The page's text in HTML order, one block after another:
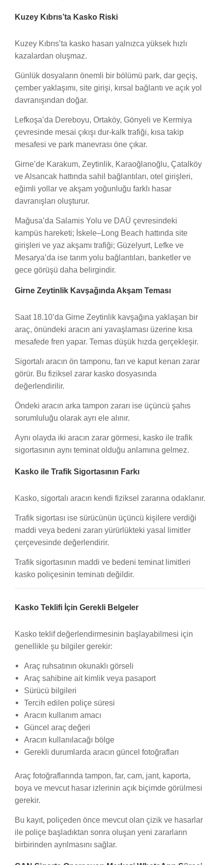
Kuzey Kıbrıs’ta Kasko Riski
Kuzey Kıbrıs’ta kasko hasarı yalnızca yüksek hızlı
kazalardan oluşmaz.
Günlük dosyaların önemli bir bölümü park, dar geçiş,
çember yaklaşımı, site girişi, kırsal bağlantı ve açık yol
davranışından doğar.
Lefkoşa’da Dereboyu, Ortaköy, Gönyeli ve Kermiya
çevresinde mesai çıkışı dur-kalk trafiği, kısa takip
mesafesi ve park manevrası öne çıkar.
Girne’de Karakum, Zeytinlik, Karaoğlanoğlu, Çatalköy
ve Alsancak hattında sahil bağlantıları, otel girişleri,
eğimli yollar ve akşam yoğunluğu farklı hasar
davranışları oluşturur.
Mağusa’da Salamis Yolu ve DAÜ çevresindeki
kampüs hareketi; İskele–Long Beach hattında site
girişleri ve yaz akşamı trafiği; Güzelyurt, Lefke ve
Mesarya’da ise tarım yolu bağlantıları, banketler ve
gece görüşü daha belirgindir.
Girne Zeytinlik Kavşağında Akşam Teması
Saat 18.10’da Girne Zeytinlik kavşağına yaklaşan bir
araç, önündeki aracın ani yavaşlaması üzerine kısa
mesafede fren yapar. Temas düşük hızda gerçekleşir.
Sigortalı aracın ön tamponu, farı ve kaput kenarı zarar
görür. Bu fiziksel zarar kasko dosyasında
değerlendirilir.
Öndeki aracın arka tampon zararı ise üçüncü şahıs
sorumluluğu olarak ayrı ele alınır.
Aynı olayda iki aracın zarar görmesi, kasko ile trafik
sigortasının aynı teminat olduğu anlamına gelmez.
Kasko ile Trafik Sigortasının Farkı
Kasko, sigortalı aracın kendi fiziksel zararına odaklanır.
Trafik sigortası ise sürücünün üçüncü kişilere verdiği
maddi veya bedeni zararı yürürlükteki yasal limitler
çerçevesinde değerlendirir.
Trafik sigortasının maddi ve bedeni teminat limitleri
kasko poliçesinin teminatı değildir.
Kasko Teklifi İçin Gerekli Belgeler
Kasko teklif değerlendirmesinin başlayabilmesi için
genellikle şu bilgiler gerekir:
Araç ruhsatının okunaklı görseli
Araç sahibine ait kimlik veya pasaport
Sürücü bilgileri
Tercih edilen poliçe süresi
Aracın kullanım amacı
Güncel araç değeri
Aracın kullanılacağı bölge
Gerekli durumlarda aracın güncel fotoğrafları
Araç fotoğraflarında tampon, far, cam, jant, kaporta,
boya ve mevcut hasar izlerinin açık biçimde görülmesi
gerekir.
Bu kayıt, poliçeden önce mevcut olan çizik ve hasarlar
ile poliçe başladıktan sonra oluşan yeni zararların
birbirinden ayrılmasını sağlar.